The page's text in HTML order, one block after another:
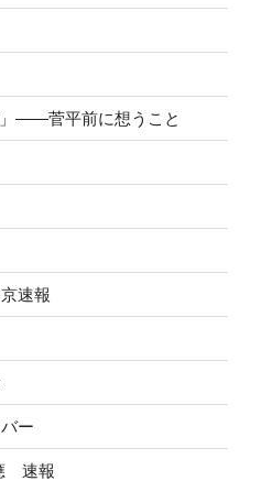
」——菅平前に想うこと
速報
ー
速報